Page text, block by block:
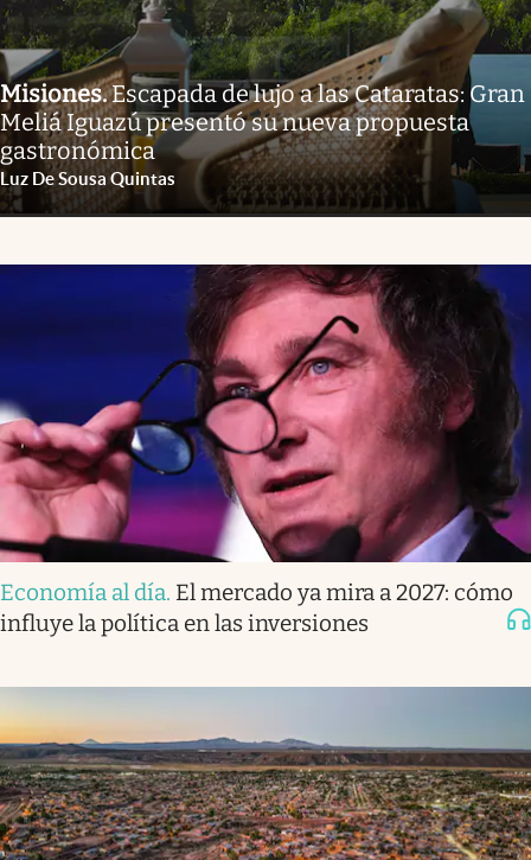
Misiones.Escapada de lujo a las Cataratas: Gran
Meliá Iguazú presentó su nueva propuesta
gastronómica
Luz De Sousa Quintas
Economía al día. El mercado ya mira a 2027: cómo
influye la política en las inversiones